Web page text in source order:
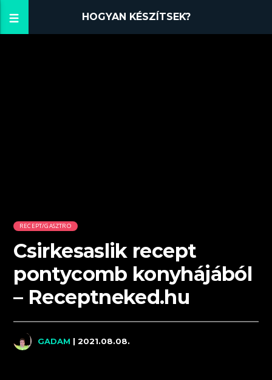
HOGYAN KÉSZÍTSEK?
RECEPT/GASZTRO
Csirkesaslik recept
pontycomb konyhájából
– Receptneked.hu
GADAM | 2021.08.08.